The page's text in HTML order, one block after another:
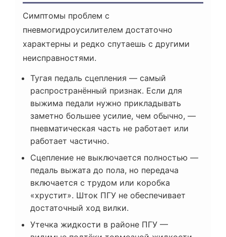
Симптомы проблем с
пневмогидроусилителем достаточно
характерны и редко спутаешь с другими
неисправностями.
Тугая педаль сцепления — самый
распространённый признак. Если для
выжима педали нужно прикладывать
заметно большее усилие, чем обычно, —
пневматическая часть не работает или
работает частично.
Сцепление не выключается полностью —
педаль выжата до пола, но передача
включается с трудом или коробка
«хрустит». Шток ПГУ не обеспечивает
достаточный ход вилки.
Утечка жидкости в районе ПГУ —